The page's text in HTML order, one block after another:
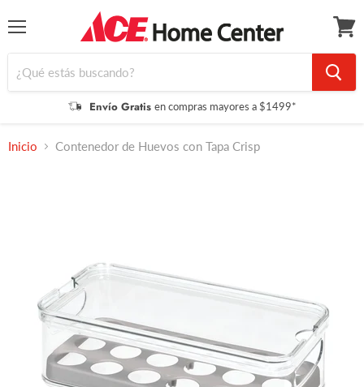
Envío Gratis en compras mayores a $1499*
carrito
Inicio Contenedor de Huevos con Tapa Crisp